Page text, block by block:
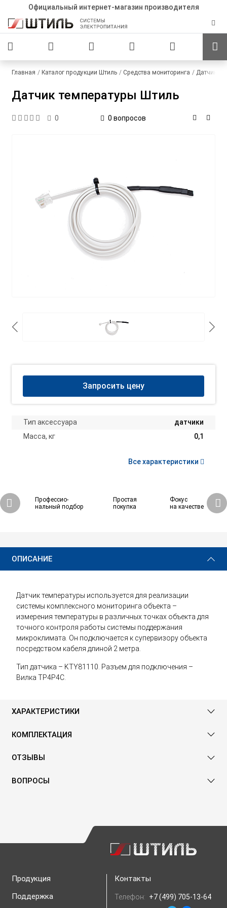
Официальный интернет-магазин производителя
Главная Каталог продукции Штиль Средства мониторинга Датчики
Датчик температуры Штиль
0 0 вопросов
Тип аксессуара
датчики
Масса, кг
0,1
Все характеристики
Запросить цену
Профессио-
нальный подбор
Простая
покупка
Фокус
на качестве
ОПИСАНИЕ
Датчик температуры используется для реализации
системы комплексного мониторинга объекта –
измерения температуры в различных точках объекта для
точного контроля работы системы поддержания
микроклимата. Он подключается к супервизору объекта
посредством кабеля длиной 2 метра.
Тип датчика – KTY81110. Разъем для подключения –
Вилка TP4P4C.
ХАРАКТЕРИСТИКИ
КОМПЛЕКТАЦИЯ
ОТЗЫВЫ
ВОПРОСЫ
Продукция
Поддержка
Контакты
Телефон: +7 (499) 705-13-64